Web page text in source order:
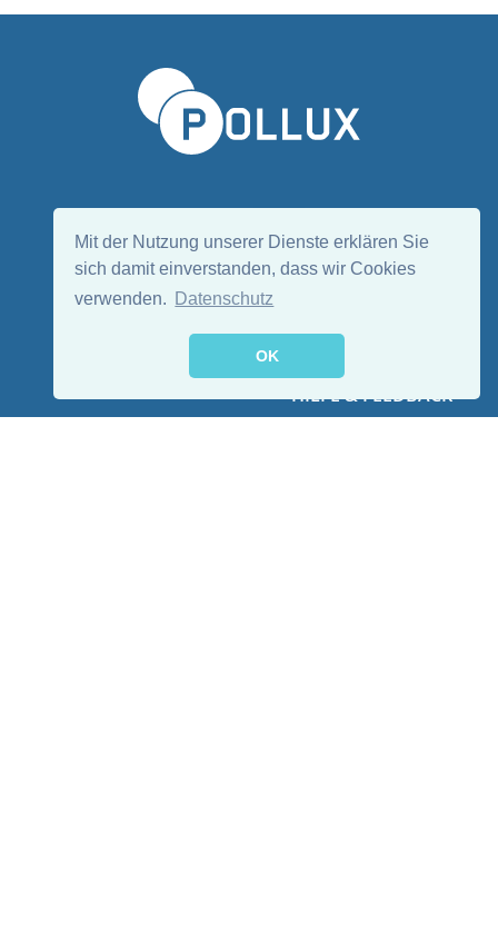
Mit der Nutzung unserer Dienste erklären Sie
sich damit einverstanden, dass wir Cookies
verwenden.
Datenschutz
OK
HILFE & FEEDBACK
EN